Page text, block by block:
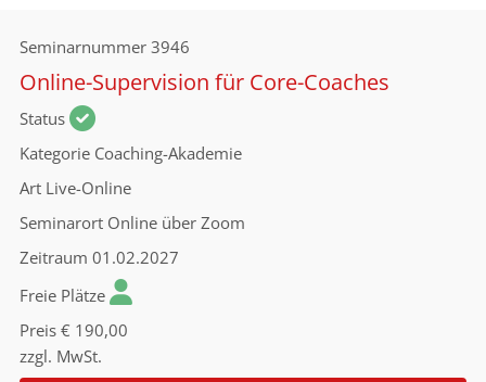
Seminarnummer 3946
Online-Supervision für Core-Coaches
Status
Kategorie Coaching-Akademie
Art Live-Online
Seminarort Online über Zoom
Zeitraum 01.02.2027
Freie Plätze
Preis € 190,00
zzgl. MwSt.